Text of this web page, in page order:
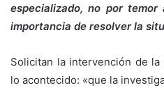
especializado, no por
importancia de resolver la
Solicitan la intervención de
lo acontecido: «que la